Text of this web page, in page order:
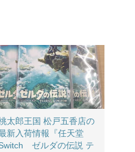
太郎王国 松戸五香店の
新入荷情報『任天堂
ゼルダの伝説 テ